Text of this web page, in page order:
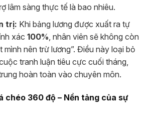
lâm sàng thực tế là bao nhiêu.
trị: Khi bảng lương được xuất ra tự
xác 100%, nhân viên sẽ không còn
mình nên trừ lương”. Điều này loại bỏ
tranh luận tiêu cực cuối tháng,
hoàn toàn vào chuyên môn.
chéo 360 độ – Nền tảng của sự